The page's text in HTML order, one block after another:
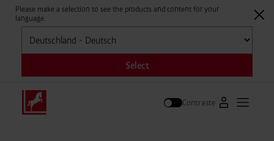
Please make a selection to see the products and content for your
language.
Sélectionner
Select
Contraste Vers leOuvrir